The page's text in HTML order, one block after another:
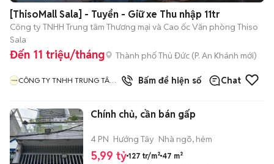
[ThisoMall Sala] - Tuyển - Giữ xe Thu nhập 11tr
Công ty TNHH Trung tâm Thương mại và Cao ốc Văn phòng Thiso
Sala
Đến 11 triệu/tháng Thành phố Thủ Đức (P. An Khánh mới)
CÔNG TY TNHH TRUNG TÂM
Bấm để hiện số Chat
Chính chủ, cần bán gấp
4 PN Hướng Tây Nhà ngõ, hẻm
5,99 tỷ 127 tr/m² 47 m²